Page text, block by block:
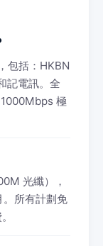
包括：HKBN
記電訊。全
極
光纖），
所有計劃免